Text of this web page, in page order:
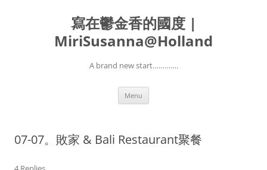
寫在鬱金香的國度 |
MiriSusanna@Holland
A brand new start………….
Menu
07-07。敗家 & Bali Restaurant聚餐